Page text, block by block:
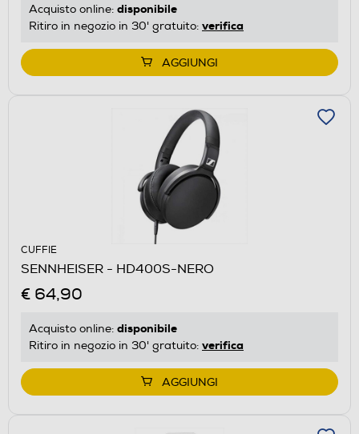
Acquisto online: disponibile
Ritiro in negozio in 30' gratuito: verifica
AGGIUNGI
CUFFIE
SENNHEISER - HD400S-NERO
€ 64,90
Acquisto online: disponibile
Ritiro in negozio in 30' gratuito: verifica
AGGIUNGI